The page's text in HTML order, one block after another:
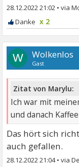
28.12.2022 21:02 •
x 2
W Wolkenlos
Gast
Zitat von Marylu:
Ich war mit
und danach
Das hört sich
auch gefallen.
28.12.2022 21:04•